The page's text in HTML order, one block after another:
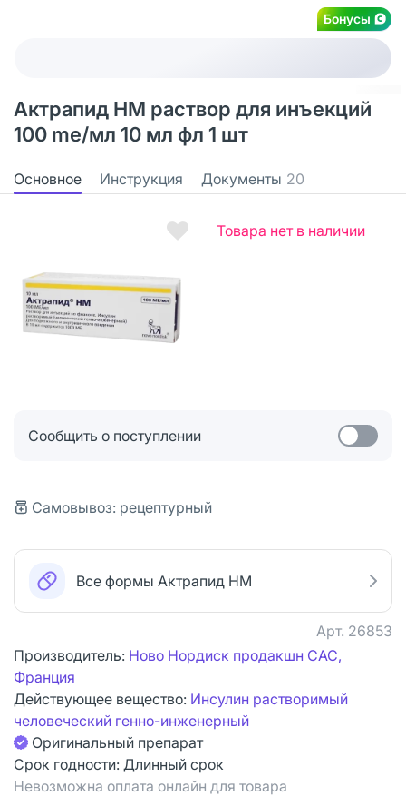
Бонусы
Актрапид НМ раствор для инъекций
100 me/мл 10 мл фл 1 шт
Основное Инструкция Документы 20
Товара нет в наличии
Сообщить о поступлении
Самовывоз: рецептурный
Все формы Актрапид НМ
Арт. 26853
Производитель: Ново Нордиск продакшн САС,
Франция
Действующее вещество: Инсулин растворимый
человеческий генно-инженерный
Оригинальный препарат
Срок годности: Длинный срок
Невозможна оплата онлайн для товара